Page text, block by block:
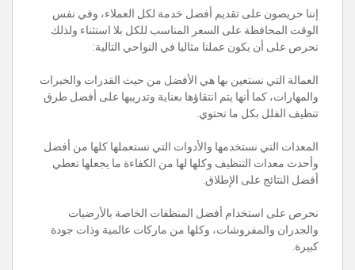
إننا حريصون على تقديم أفضل خدمة لكل العملاء، وفي نفس
الوقت المحافظة على السعر المناسب للكل بلا استثناء ولذلك
نحرص على أن يكون عملنا مثاليا في النواحي التالية:
العمالة التي نستعين بها هي الأفضل من حيث القدرات والخبرات
والمهارات، كما أنها يتم انتقاؤها بعناية وتدريبها على أفضل طرق
تنظيف الفلل بكل ما تحتوي.
المعدات التي نستخدمها والأدوات التي نستعملها كلها من أفضل
وأحدث معدات التنظيف وكلها لها من الكفاءة ما يجعلها تعطي
أفضل النتائج على الإطلاق.
نحرص على استخدام أفضل المنظفات الخاصة بالأرضيات
والجدران والمفروشات، وكلها من ماركات عالمية وذات جودة
كبيرة.